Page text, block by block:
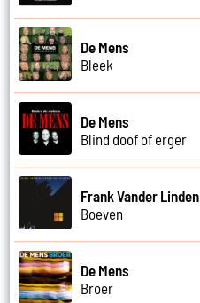
De Mens
Bleek
De Mens
Blind doof of erger
Frank Vander Linden
Boeven
De Mens
Broer